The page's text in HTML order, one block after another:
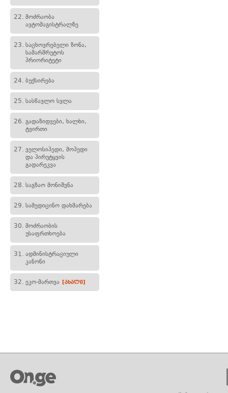
22. მოძრაობა
ავტომაგისტრალზე
23. საცხოვრებელი ზონა,
სამარშრუტოს
პრიორიტეტი
24. ბუქსირება
25. სასწავლო სვლა
26. გადაზიდვები, ხალხი,
ტვირთი
27. ველოსიპედი, მოპედი
და პირუტყვის
გადარეკვა
28. საგზაო მონიშვნა
29. სამედიცინო დახმარება
30. მოძრაობის
უსაფრთხოება
31. ადმინისტრაციული
კანონი
32. ეკო-მართვა [ახალი]